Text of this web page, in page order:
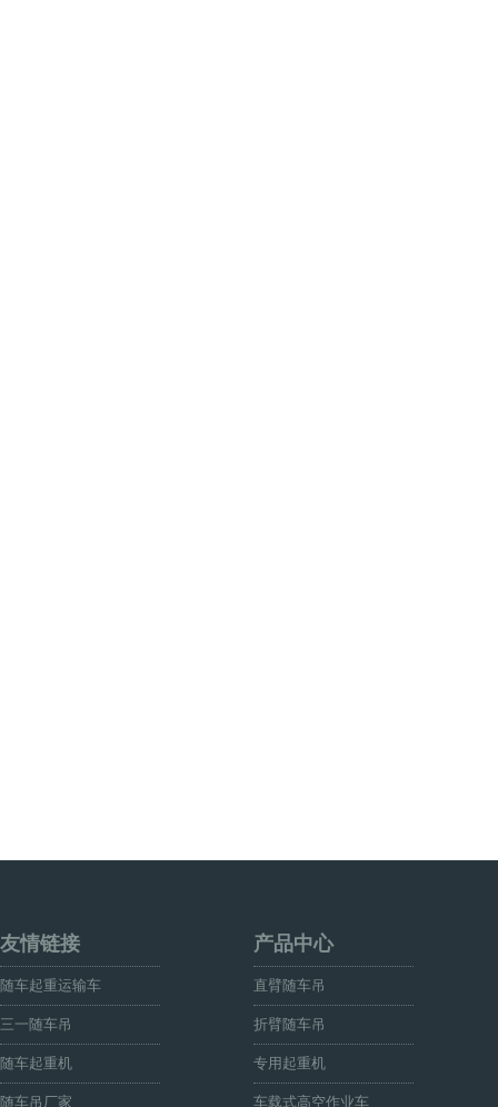
友情链接
随车起重运输车
三一随车吊
随车起重机
随车吊厂家
产品中心
直臂随车吊
折臂随车吊
专用起重机
车载式高空作业车